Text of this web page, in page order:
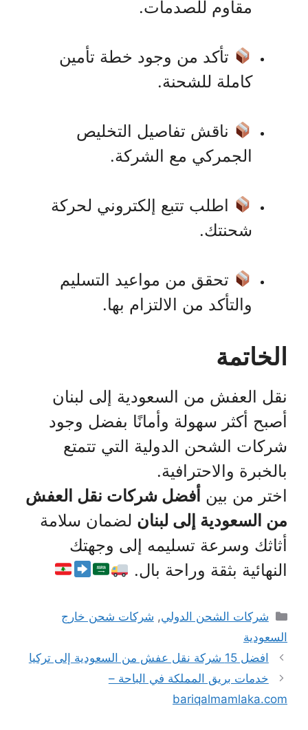
مقاوم للصدمات.
تأكد من وجود خطة تأمين
كاملة للشحنة.
ناقش تفاصيل التخليص
الجمركي مع الشركة.
اطلب تتبع إلكتروني لحركة
شحنتك.
تحقق من مواعيد التسليم
والتأكد من الالتزام بها.
الخاتمة
نقل العفش من السعودية إلى لبنان
أصبح أكثر سهولة وأمانًا بفضل وجود
شركات الشحن الدولية التي تتمتع
بالخبرة والاحترافية.
اختر من بين أفضل شركات نقل العفش
من السعودية إلى لبنان لضمان سلامة
أثاثك وسرعة تسليمه إلى وجهتك
النهائية بثقة وراحة بال.
التصنيفات
شركات الشحن الدولي, شركات شحن خارج
السعودية
افضل 15 شركة نقل عفش من السعودية إلى تركيا
خدمات بريق المملكة في الباحة –
bariqalmamlaka.com